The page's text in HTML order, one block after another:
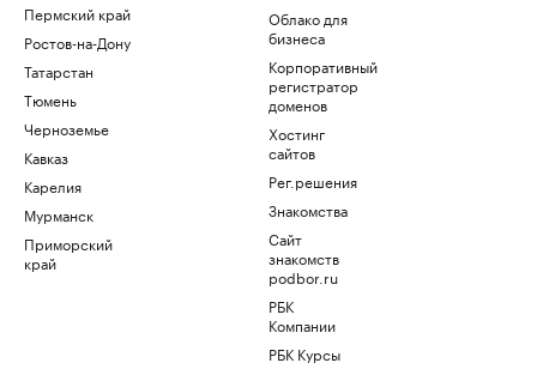
Пермский край
Ростов-на-Дону
Татарстан
Тюмень
Черноземье
Кавказ
Карелия
Мурманск
Приморский
край
Облако для
бизнеса
Корпоративный
регистратор
доменов
Хостинг
сайтов
Рег.решения
Знакомства
Сайт
знакомств
podbor.ru
РБК
Компании
РБК Курсы